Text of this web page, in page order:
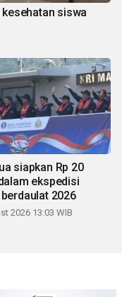
siswa
siapkan Rp 20
ekspedisi
2026
2026 13:03 WIB